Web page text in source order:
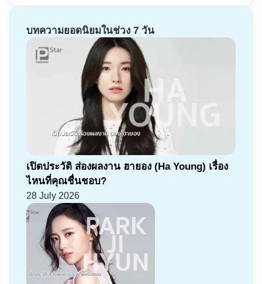
บทความยอดนิยมในช่วง 7 วัน
เปิดประวัติ ส่องผลงาน ฮายอง (Ha Young) เรื่อง
ไหนที่คุณชื่นชอบ?
28 July 2026